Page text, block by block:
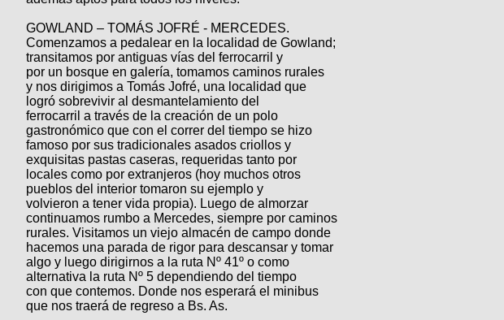
XC
Bicicletas
Viajes
Descenso
Dirt
BMX
Ruta,
triatlon
De
todo
Retro
Enduro
tu
aviso
Buscar
Ultimos
Fotos
Categorias
COMPRO
CANJE
Mi
ReputaciÃ³n
Mis
Compras
as
Bicicletas
Bicicletas
Tandem
Freerider
TÃ©cnica
MecÃ¡nica
Robadas
Noticias
Calendario
Videos
Cicloturismo
Salidas
Operadores
de
cicloturismo
Relatos
de
viajes
Foro
Usuarios
Ãšltimos
Buscar
Mis
Amigos
Actividad
GOWLAND – TOMÁS JOFRÉ - MERCEDES.
Comenzamos a pedalear en la localidad de Gowland;
transitamos por antiguas vías del ferrocarril y
por un bosque en galería, tomamos caminos rurales
y nos dirigimos a Tomás Jofré, una localidad que
logró sobrevivir al desmantelamiento del
ferrocarril a través de la creación de un polo
gastronómico que con el correr del tiempo se hizo
famoso por sus tradicionales asados criollos y
exquisitas pastas caseras, requeridas tanto por
locales como por extranjeros (hoy muchos otros
pueblos del interior tomaron su ejemplo y
volvieron a tener vida propia). Luego de almorzar
continuamos rumbo a Mercedes, siempre por caminos
rurales. Visitamos un viejo almacén de campo donde
hacemos una parada de rigor para descansar y tomar
algo y luego dirigirnos a la ruta Nº 41º o como
alternativa la ruta Nº 5 dependiendo del tiempo
con que contemos. Donde nos esperará el minibus
que nos traerá de regreso a Bs. As.